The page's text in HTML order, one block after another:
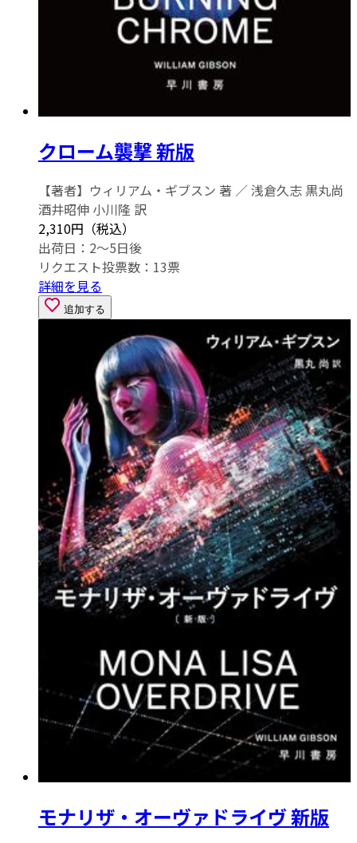
クローム襲撃 新版
【著者】ウィリアム・ギブスン 著 ／ 浅倉久志 黒丸尚
酒井昭伸 小川隆 訳
2,310円（税込）
出荷日：2～5日後
リクエスト投票数： 13票
詳細を見る
追加する
モナリザ・オーヴァドライヴ 新版